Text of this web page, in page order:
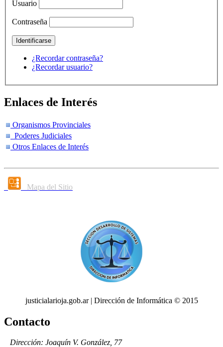
Usuario
Contraseña
¿Recordar contraseña?
¿Recordar usuario?
Enlaces de Interés
Organismos Provinciales
Poderes Judiciales
Otros Enlaces de Interés
Mapa del Sitio
justicialarioja.gob.ar | Dirección de Informática © 2015
Contacto
Dirección: Joaquín V. González, 77